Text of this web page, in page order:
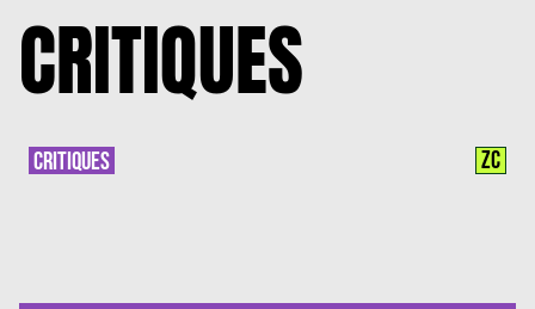
CRITIQUES
CRITIQUES ZC